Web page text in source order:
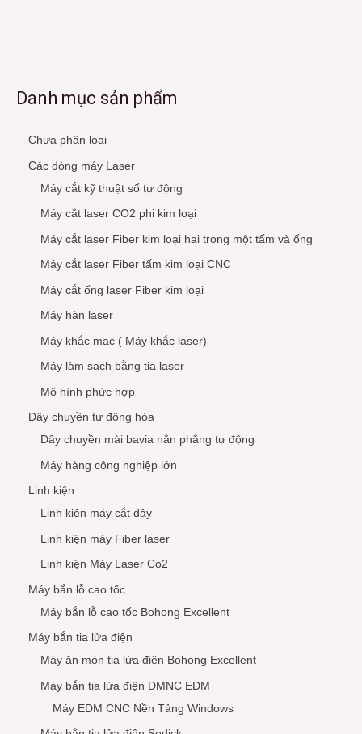
Danh mục sản phẩm
Chưa phân loại
Các dòng máy Laser
Máy cắt kỹ thuật số tự động
Máy cắt laser CO2 phi kim loại
Máy cắt laser Fiber kim loại hai trong một tấm và ống
Máy cắt laser Fiber tấm kim loại CNC
Máy cắt ống laser Fiber kim loại
Máy hàn laser
Máy khắc mạc ( Máy khắc laser)
Máy làm sạch bằng tia laser
Mô hình phức hợp
Dây chuyền tự động hóa
Dây chuyền mài bavia nắn phẳng tự động
Máy hàng công nghiệp lớn
Linh kiện
Linh kiện máy cắt dây
Linh kiện máy Fiber laser
Linh kiện Máy Laser Co2
Máy bắn lỗ cao tốc
Máy bắn lỗ cao tốc Bohong Excellent
Máy bắn tia lửa điện
Máy ăn mòn tia lửa điện Bohong Excellent
Máy bắn tia lửa điện DMNC EDM
Máy EDM CNC Nền Tảng Windows